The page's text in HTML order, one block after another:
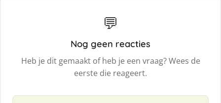
💬
Nog geen reacties
Heb je dit gemaakt of heb je een vraag? Wees de
eerste die reageert.